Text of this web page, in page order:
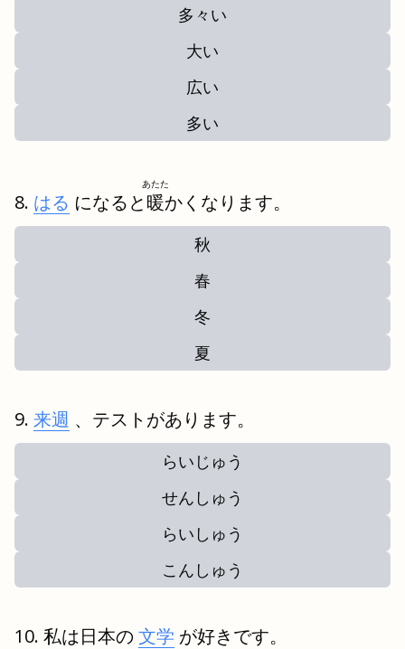
多々い
大い
広い
多い
はる になると暖
あたた
かくなります。
秋
春
冬
夏
来週 、テストがあります。
らいじゅう
せんしゅう
らいしゅう
こんしゅう
私は日本の 文学 が好きです。